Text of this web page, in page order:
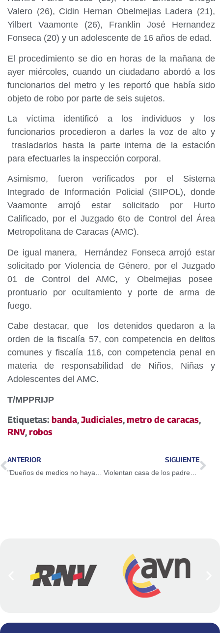
Valero (26), Cidin Hernan Obelmejias Ladera (21),
Yilbert Vaamonte (26), Franklin José Hernandez
Fonseca (20) y un adolescente de 16 años de edad.
El procedimiento se dio en horas de la mañana de
ayer miércoles, cuando un ciudadano abordó a los
funcionarios del metro y les reportó que había sido
objeto de robo por parte de seis sujetos.
La víctima identificó a los individuos y los
funcionarios procedieron a darles la voz de alto y
trasladarlos hasta la parte interna de la estación
para efectuarles la inspección corporal.
Asimismo, fueron verificados por el Sistema
Integrado de Información Policial (SIIPOL), donde
Vaamonte arrojó estar solicitado por Hurto
Calificado, por el Juzgado 6to de Control del Área
Metropolitana de Caracas (AMC).
De igual manera, Hernández Fonseca arrojó estar
solicitado por Violencia de Género, por el Juzgado
01 de Control del AMC, y Obelmejias posee
prontuario por ocultamiento y porte de arma de
fuego.
Cabe destacar, que los detenidos quedaron a la
orden de la fiscalía 57, con competencia en delitos
comunes y fiscalía 116, con competencia penal en
materia de responsabilidad de Niños, Niñas y
Adolescentes del AMC.
T/MPPRIJP
Etiquetas: banda,Judiciales,metro de caracas,
RNV,robos
ANTERIOR SIGUIENTE